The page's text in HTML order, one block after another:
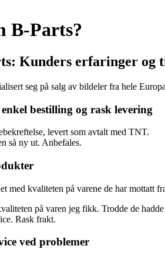
B-Parts?
Kunders erfaringer og
seg på salg av bildeler fra hele
bestilling og rask levering
levert som avtalt med TNT.
så ny ut. Anbefales.
med kvaliteten på varene de har mottatt
på varen jeg fikk. Trodde de
Rask frakt.
ved problemer